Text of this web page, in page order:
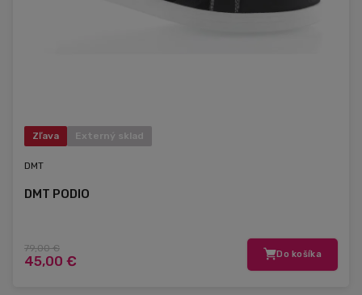
Zľava Externý sklad
DMT
DMT PODIO
79,00 €
45,00 € Do košíka